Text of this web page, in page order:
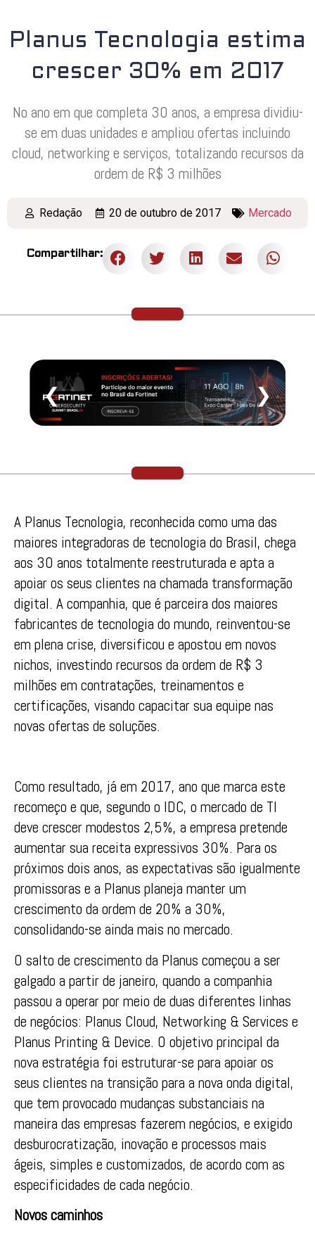
Planus Tecnologia estima
crescer 30% em 2017
No ano em que completa 30 anos, a empresa dividiu-
se em duas unidades e ampliou ofertas incluindo
cloud, networking e serviços, totalizando recursos da
ordem de R$ 3 milhões
Redação 20 de outubro de 2017 Mercado
Compartilhar:
❮ ❯
A Planus Tecnologia, reconhecida como uma das
maiores integradoras de tecnologia do Brasil, chega
aos 30 anos totalmente reestruturada e apta a
apoiar os seus clientes na chamada transformação
digital. A companhia, que é parceira dos maiores
fabricantes de tecnologia do mundo, reinventou-se
em plena crise, diversificou e apostou em novos
nichos, investindo recursos da ordem de R$ 3
milhões em contratações, treinamentos e
certificações, visando capacitar sua equipe nas
novas ofertas de soluções.
Como resultado, já em 2017, ano que marca este
recomeço e que, segundo o IDC, o mercado de TI
deve crescer modestos 2,5%, a empresa pretende
aumentar sua receita expressivos 30%. Para os
próximos dois anos, as expectativas são igualmente
promissoras e a Planus planeja manter um
crescimento da ordem de 20% a 30%,
consolidando-se ainda mais no mercado.
O salto de crescimento da Planus começou a ser
galgado a partir de janeiro, quando a companhia
passou a operar por meio de duas diferentes linhas
de negócios: Planus Cloud, Networking & Services e
Planus Printing & Device. O objetivo principal da
nova estratégia foi estruturar-se para apoiar os
seus clientes na transição para a nova onda digital,
que tem provocado mudanças substanciais na
maneira das empresas fazerem negócios, e exigido
desburocratização, inovação e processos mais
ágeis, simples e customizados, de acordo com as
especificidades de cada negócio.
Novos caminhos